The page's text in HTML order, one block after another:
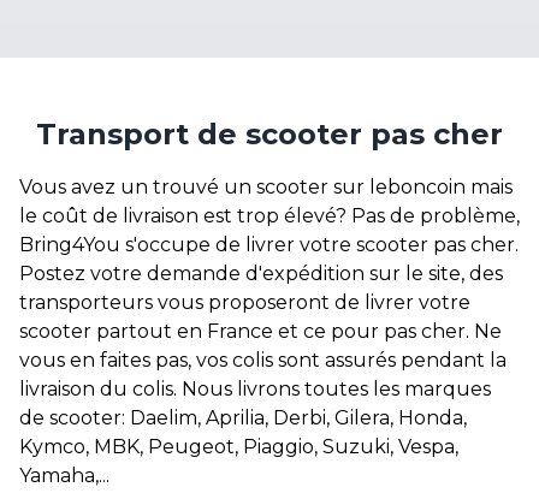
Transport de scooter pas cher
Vous avez un trouvé un scooter sur leboncoin mais
le coût de livraison est trop élevé? Pas de problème,
Bring4You s'occupe de livrer votre scooter pas cher.
Postez votre demande d'expédition sur le site, des
transporteurs vous proposeront de livrer votre
scooter partout en France et ce pour pas cher. Ne
vous en faites pas, vos colis sont assurés pendant la
livraison du colis. Nous livrons toutes les marques
de scooter: Daelim, Aprilia, Derbi, Gilera, Honda,
Kymco, MBK, Peugeot, Piaggio, Suzuki, Vespa,
Yamaha,...